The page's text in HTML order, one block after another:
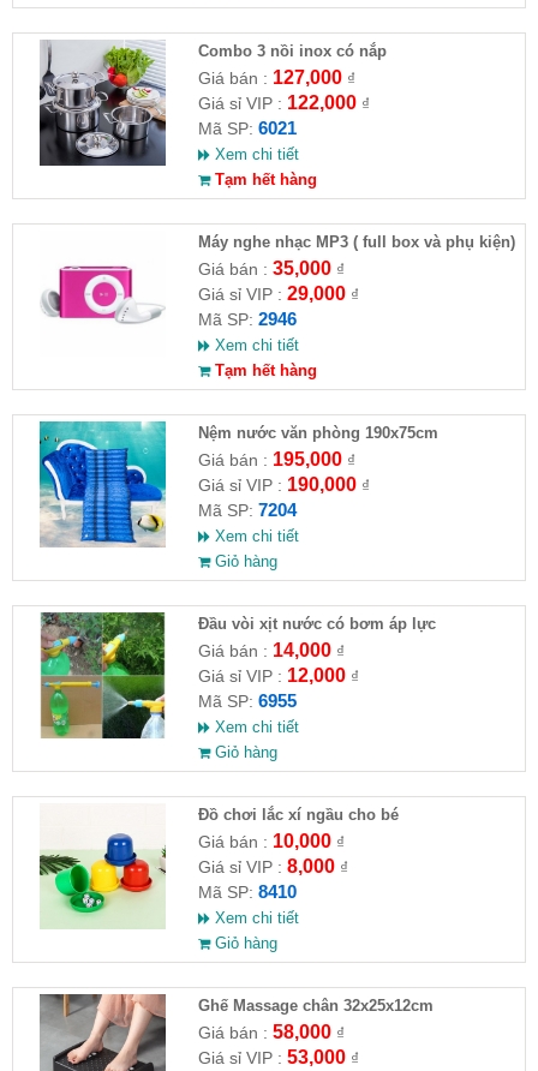
Combo 3 nồi inox có nắp
Giá bán : 127,000₫
Giá sỉ VIP : 122,000₫
Mã SP: 6021
Xem chi tiết
Tạm hết hàng
Máy nghe nhạc MP3 ( full box và phụ kiện)
Giá bán : 35,000₫
Giá sỉ VIP : 29,000₫
Mã SP: 2946
Xem chi tiết
Tạm hết hàng
Nệm nước văn phòng 190x75cm
Giá bán : 195,000₫
Giá sỉ VIP : 190,000₫
Mã SP: 7204
Xem chi tiết
Giỏ hàng
Đầu vòi xịt nước có bơm áp lực
Giá bán : 14,000₫
Giá sỉ VIP : 12,000₫
Mã SP: 6955
Xem chi tiết
Giỏ hàng
Đồ chơi lắc xí ngầu cho bé
Giá bán : 10,000₫
Giá sỉ VIP : 8,000₫
Mã SP: 8410
Xem chi tiết
Giỏ hàng
Ghế Massage chân 32x25x12cm
Giá bán : 58,000₫
Giá sỉ VIP : 53,000₫